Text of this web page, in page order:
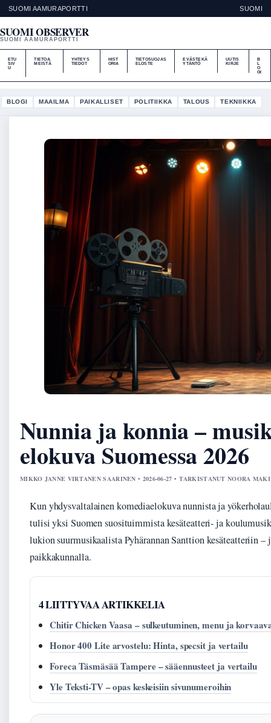
SUOMI AAMURAPORTTI SUOMI
SUOMI OBSERVER
SUOMI AAMURAPORTTI
ETU
SIV
U
TIETOA
MEISTÄ
YHTEYS
TIEDOT
HIST
ORIA
TIETOSUOJAS
ELOSTE
EVÄSTEKÄ
YTÄNTÖ
UUTIS
KIRJE
B
O
GI
BLOGI MAAILMA PAIKALLISET POLITIIKKA TALOUS TEKNIIKKA
Nunnia ja konnia –
elokuva Suomessa 2026
MIKKO JANNE VIRTANEN SAARINEN • 2026-06-27 • TARKISTANUT NOORA MAKI
Kun yhdysvaltalainen komediaelokuva nunnista ja
tulisi yksi Suomen suosituimmista kesäteatteri- ja
lukion suurmusikaalista Pyhärannan Santtion kesäteatteriin
paikkakunnalla.
4 LIITTYVAA ARTIKKELIA
Chitir Chicken Vaasa – sulkeutuminen, menu ja
Honor 400 Lite arvostelu: Hinta, specsit ja vertailu
Foreca Täsmäsää Tampere – sääennusteet ja vertailu
Yle Teksti-TV – opas keskeisiin sivunumeroihin